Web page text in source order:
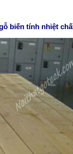
biến tính nhiệt